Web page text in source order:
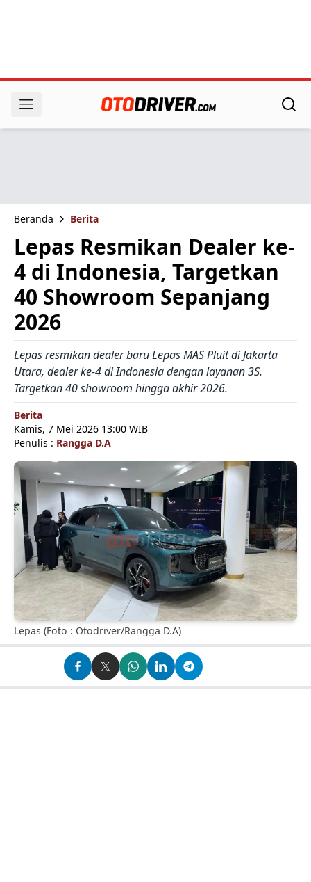
Beranda Berita
Lepas Resmikan Dealer ke-
4 di Indonesia, Targetkan
40 Showroom Sepanjang
2026
Lepas resmikan dealer baru Lepas MAS Pluit di Jakarta
Utara, dealer ke-4 di Indonesia dengan layanan 3S.
Targetkan 40 showroom hingga akhir 2026.
Berita
Kamis, 7 Mei 2026 13:00 WIB
Penulis : Rangga D.A
Lepas (Foto : Otodriver/Rangga D.A)